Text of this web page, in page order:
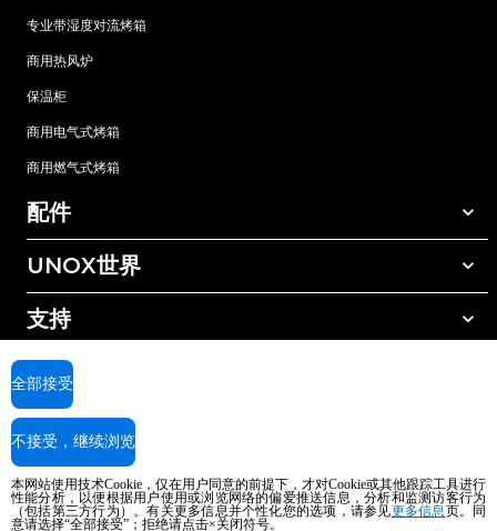
专业带湿度对流烤箱
商用热风炉
保温柜
商用电气式烤箱
商用燃气式烤箱
配件
所有配件
手动清洗清洁剂
树脂过滤水处理
反渗透水处理
UNOX世界
我们在全球的办事处
支持
UNOX质保
查找经销商
查找服务中心
版权所有2026 UNOX SpA保留所有权利。Reg.Imp.Padova n°04230750285 -
REA Padova 372835 - Cap.Soc.5.000.000€iv - 增值税/税号04230750285 - IT
WEEE Reg. No. IT08020000000377
AI Content Disclaimer
本网站使用技术Cookie，仅在用户同意的前提下，才对Cookie或其他跟踪工具进行
性能分析，以便根据用户使用或浏览网络的偏爱推送信息，分析和监测访客行为
（包括第三方行为）。有关更多信息并个性化您的选项，请参见更多信息页。同
意请选择“全部接受”；拒绝请点击×关闭符号。
全部接受
不接受，继续浏览